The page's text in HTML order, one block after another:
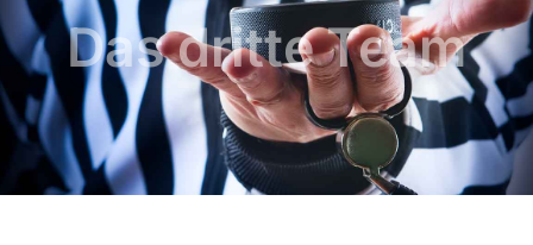
Das dritte Team